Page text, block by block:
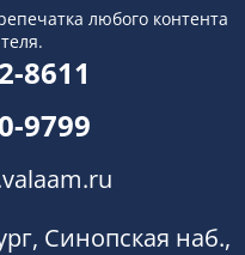
любого контента
8611
9799
Синопская наб.,